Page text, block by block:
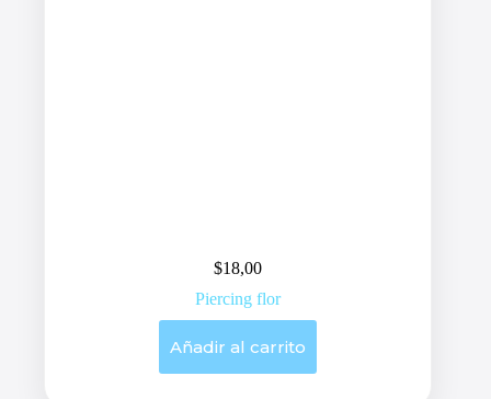
$18,00
Piercing flor
Añadir al carrito